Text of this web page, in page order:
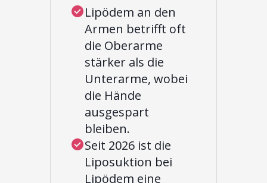
Lipödem an den
Armen betrifft oft
die Oberarme
stärker als die
Unterarme, wobei
die Hände
ausgespart
bleiben.
Seit 2026 ist die
Liposuktion bei
Lipödem eine